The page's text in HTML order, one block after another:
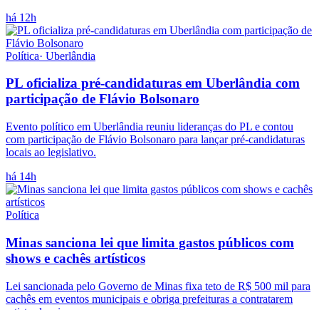
há 12h
Política· Uberlândia
PL oficializa pré-candidaturas em Uberlândia com
participação de Flávio Bolsonaro
Evento político em Uberlândia reuniu lideranças do PL e contou
com participação de Flávio Bolsonaro para lançar pré-candidaturas
locais ao legislativo.
há 14h
Política
Minas sanciona lei que limita gastos públicos com
shows e cachês artísticos
Lei sancionada pelo Governo de Minas fixa teto de R$ 500 mil para
cachês em eventos municipais e obriga prefeituras a contratarem